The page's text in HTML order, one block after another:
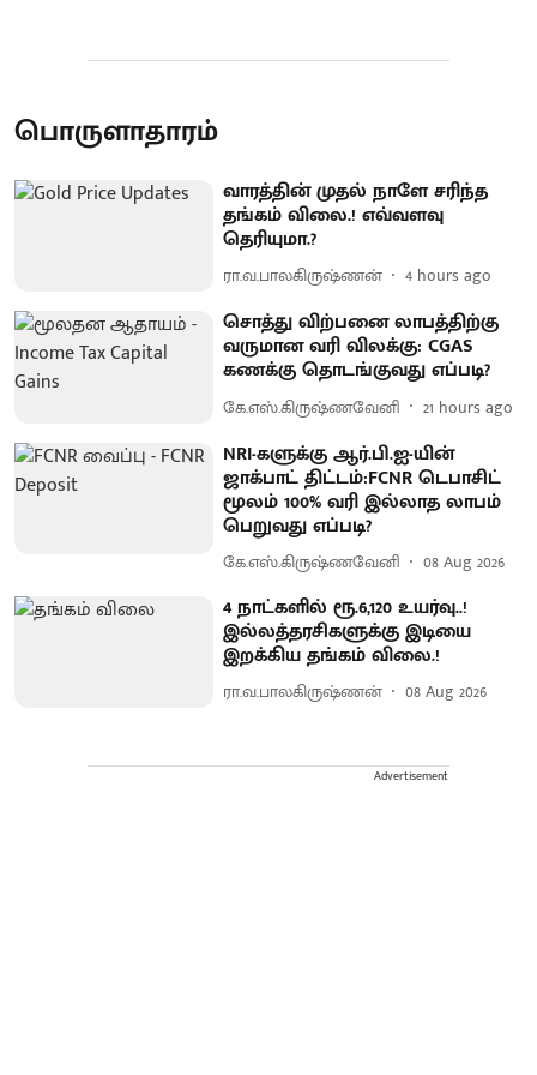
பொருளாதாரம்
வாரத்தின் முதல் நாளே சரிந்த
தங்கம் விலை.! எவ்வளவு
தெரியுமா.?
ரா.வ.பாலகிருஷ்ணன் 4 hours ago
சொத்து விற்பனை லாபத்திற்கு
வருமான வரி விலக்கு: CGAS
கணக்கு தொடங்குவது எப்படி?
கே.எஸ்.கிருஷ்ணவேனி 21 hours ago
NRI-களுக்கு ஆர்.பி.ஐ-யின்
ஜாக்பாட் திட்டம்:FCNR டெபாசிட்
மூலம் 100% வரி இல்லாத லாபம்
பெறுவது எப்படி?
கே.எஸ்.கிருஷ்ணவேனி 08 Aug 2026
4 நாட்களில் ரூ.6,120 உயர்வு..!
இல்லத்தரசிகளுக்கு இடியை
இறக்கிய தங்கம் விலை.!
ரா.வ.பாலகிருஷ்ணன் 08 Aug 2026
Advertisement